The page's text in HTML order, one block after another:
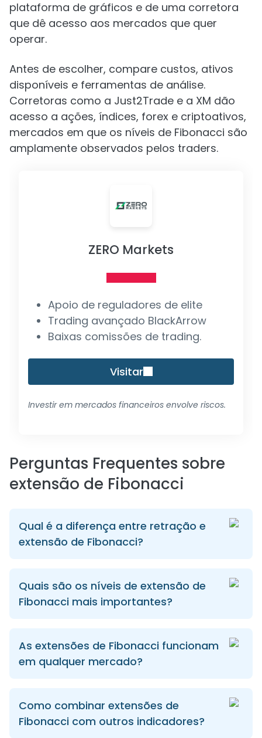
plataforma de gráficos e de uma corretora
que dê acesso aos mercados que quer
operar.
Antes de escolher, compare custos, ativos
disponíveis e ferramentas de análise.
Corretoras como a Just2Trade e a XM dão
acesso a ações, índices, forex e criptoativos,
mercados em que os níveis de Fibonacci são
amplamente observados pelos traders.
ZERO Markets
Apoio de reguladores de elite
Trading avançado BlackArrow
Baixas comissões de trading.
Visitar
Investir em mercados financeiros envolve riscos.
Perguntas Frequentes sobre
extensão de Fibonacci
Qual é a diferença entre retração e
extensão de Fibonacci?
Quais são os níveis de extensão de
Fibonacci mais importantes?
As extensões de Fibonacci funcionam
em qualquer mercado?
Como combinar extensões de
Fibonacci com outros indicadores?